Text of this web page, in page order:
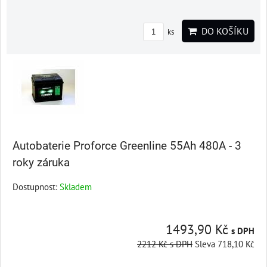
ks DO KOŠÍKU
Autobaterie Proforce Greenline 55Ah 480A - 3
roky záruka
Dostupnost: Skladem
1493,90 Kč s DPH
2212 Kčs DPH Sleva 718,10 Kč